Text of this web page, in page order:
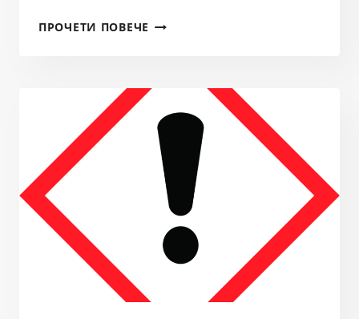
ПРОЧЕТИ ПОВЕЧЕ СИГНАЛ
ДО
ИНСПЕКТОРАТА
НА
МОСВ
ДО
ОБЛАСТНИЯ
УПРАВИТЕЛ
НА
ОБЛАСТ
ПРОТИВ